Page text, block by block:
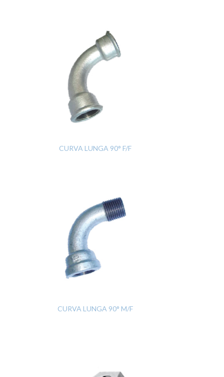
CURVA LUNGA 90° F/F
CURVA LUNGA 90° M/F